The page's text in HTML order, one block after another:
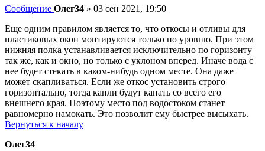
Сообщение Олег34 » 03 сен 2021, 19:50
Еще одним правилом является то, что откосы и отливы для
пластиковых окон монтируются только по уровню. При этом
нижняя полка устанавливается исключительно по горизонту
так же, как и окно, но только с уклоном вперед. Иначе вода с
нее будет стекать в каком-нибудь одном месте. Она даже
может скапливаться. Если же откос установить строго
горизонтально, тогда капли будут капать со всего его
внешнего края. Поэтому место под водостоком станет
равномерно намокать. Это позволит ему быстрее высыхать.
Вернуться к началу
Олег34